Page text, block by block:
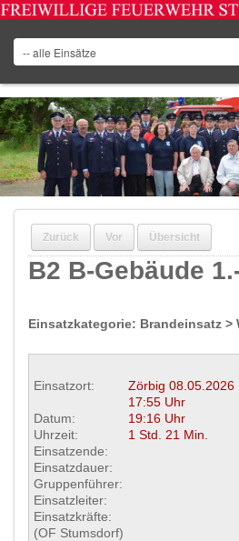
Zurück Vor Übersicht
B2 B-Gebäude
Einsatzkategorie: Brandeinsatz >
Einsatzort:
Datum:
Uhrzeit:
Einsatzende:
Einsatzdauer:
Gruppenführer:
Einsatzleiter:
Einsatzkräfte:
(OF Stumsdorf)
Zörbig 08.05.2026
17:55 Uhr
19:16 Uhr
1 Std. 21 Min.